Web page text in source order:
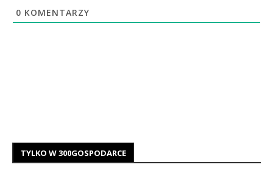
0 KOMENTARZY
TYLKO W 300GOSPODARCE